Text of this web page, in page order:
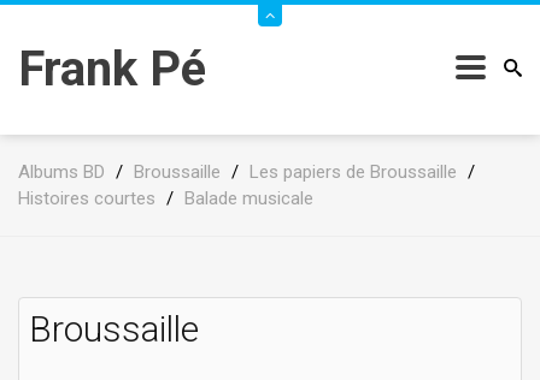
Frank Pé
Albums BD / Broussaille / Les papiers de Broussaille /
Histoires courtes / Balade musicale
Broussaille